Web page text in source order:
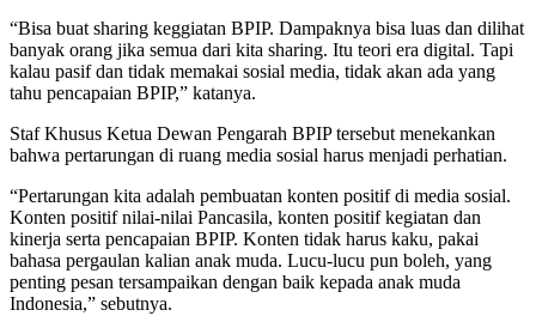
“Bisa buat sharing keggiatan BPIP. Dampaknya bisa luas dan dilihat
banyak orang jika semua dari kita sharing. Itu teori era digital. Tapi
kalau pasif dan tidak memakai sosial media, tidak akan ada yang
tahu pencapaian BPIP,” katanya.
Staf Khusus Ketua Dewan Pengarah BPIP tersebut menekankan
bahwa pertarungan di ruang media sosial harus menjadi perhatian.
“Pertarungan kita adalah pembuatan konten positif di media sosial.
Konten positif nilai-nilai Pancasila, konten positif kegiatan dan
kinerja serta pencapaian BPIP. Konten tidak harus kaku, pakai
bahasa pergaulan kalian anak muda. Lucu-lucu pun boleh, yang
penting pesan tersampaikan dengan baik kepada anak muda
Indonesia,” sebutnya.